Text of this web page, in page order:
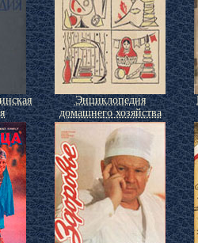
Энциклопедия
домашнего хозяйства